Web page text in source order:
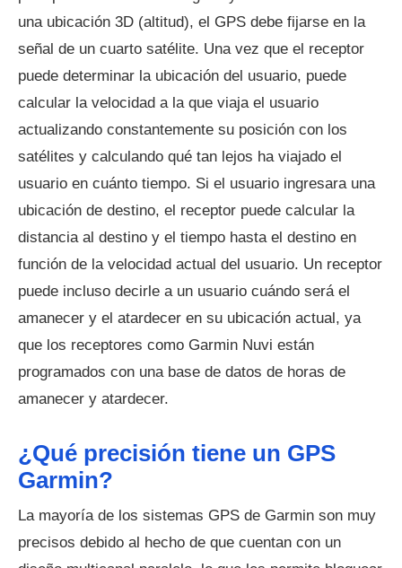
una ubicación 3D (altitud), el GPS debe fijarse en la
señal de un cuarto satélite. Una vez que el receptor
puede determinar la ubicación del usuario, puede
calcular la velocidad a la que viaja el usuario
actualizando constantemente su posición con los
satélites y calculando qué tan lejos ha viajado el
usuario en cuánto tiempo. Si el usuario ingresara una
ubicación de destino, el receptor puede calcular la
distancia al destino y el tiempo hasta el destino en
función de la velocidad actual del usuario. Un receptor
puede incluso decirle a un usuario cuándo será el
amanecer y el atardecer en su ubicación actual, ya
que los receptores como Garmin Nuvi están
programados con una base de datos de horas de
amanecer y atardecer.
¿Qué precisión tiene un GPS
Garmin?
La mayoría de los sistemas GPS de Garmin son muy
precisos debido al hecho de que cuentan con un